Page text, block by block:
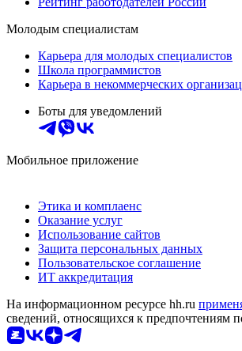
Молодым специалистам
Карьера для молодых специалистов
Школа программистов
Карьера в некоммерческих
Боты для уведомлений
Мобильное приложение
Этика и комплаенс
Оказание услуг
Использование сайтов
Защита персональных данных
Пользовательское соглашение
ИТ аккредитация
На информационном ресурсе hh.ru
сведений, относящихся к предпочтениям